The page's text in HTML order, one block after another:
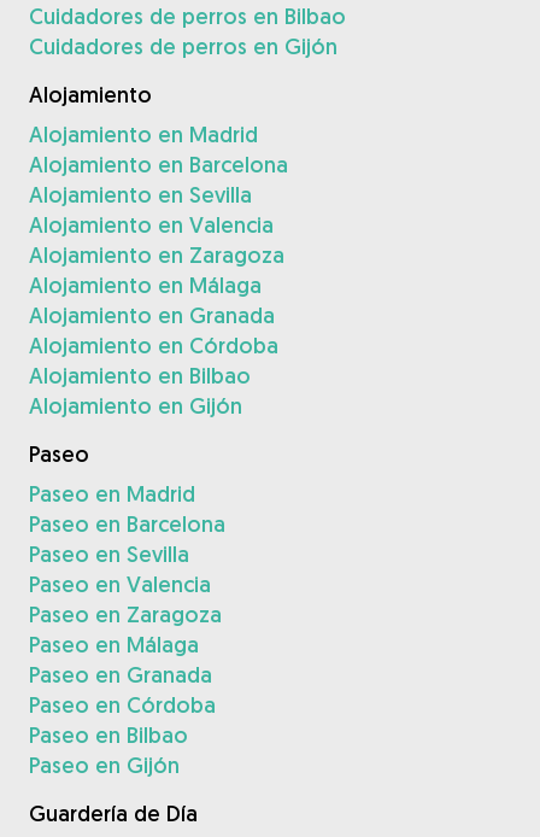
Cuidadores de perros en Bilbao
Cuidadores de perros en Gijón
Alojamiento
Alojamiento en Madrid
Alojamiento en Barcelona
Alojamiento en Sevilla
Alojamiento en Valencia
Alojamiento en Zaragoza
Alojamiento en Málaga
Alojamiento en Granada
Alojamiento en Córdoba
Alojamiento en Bilbao
Alojamiento en Gijón
Paseo
Paseo en Madrid
Paseo en Barcelona
Paseo en Sevilla
Paseo en Valencia
Paseo en Zaragoza
Paseo en Málaga
Paseo en Granada
Paseo en Córdoba
Paseo en Bilbao
Paseo en Gijón
Guardería de Día